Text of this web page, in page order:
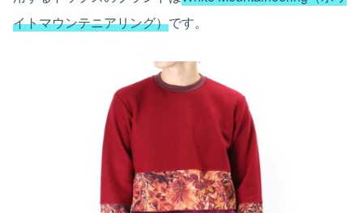
イトマウンテニアリング）です。